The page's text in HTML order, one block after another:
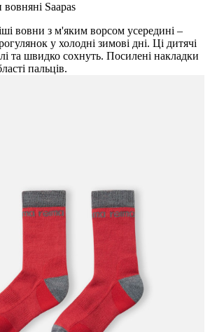
Saapas
вовни з м'яким ворсом усередині –
у холодні зимові дні. Ці дитячі
та швидко сохнуть. Посилені накладки
пальців.